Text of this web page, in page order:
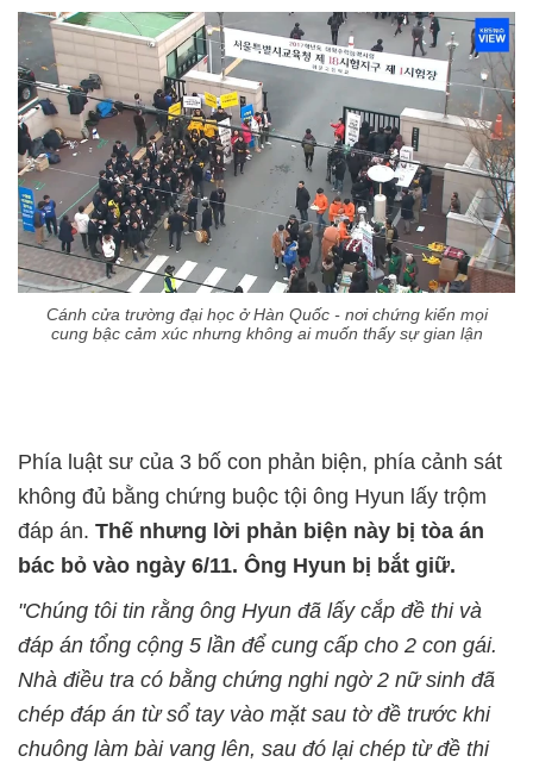
Cánh cửa trường đại học ở Hàn Quốc - nơi chứng kiến mọi
cung bậc cảm xúc nhưng không ai muốn thấy sự gian lận
Phía luật sư của 3 bố con phản biện, phía cảnh sát
không đủ bằng chứng buộc tội ông Hyun lấy trộm
đáp án. Thế nhưng lời phản biện này bị tòa án
bác bỏ vào ngày 6/11. Ông Hyun bị bắt giữ.
"Chúng tôi tin rằng ông Hyun đã lấy cắp đề thi và
đáp án tổng cộng 5 lần để cung cấp cho 2 con gái.
Nhà điều tra có bằng chứng nghi ngờ 2 nữ sinh đã
chép đáp án từ sổ tay vào mặt sau tờ đề trước khi
chuông làm bài vang lên, sau đó lại chép từ đề thi